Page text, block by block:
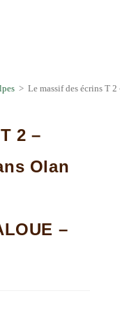
> Le massif des écrins T
2 –
Olan
–